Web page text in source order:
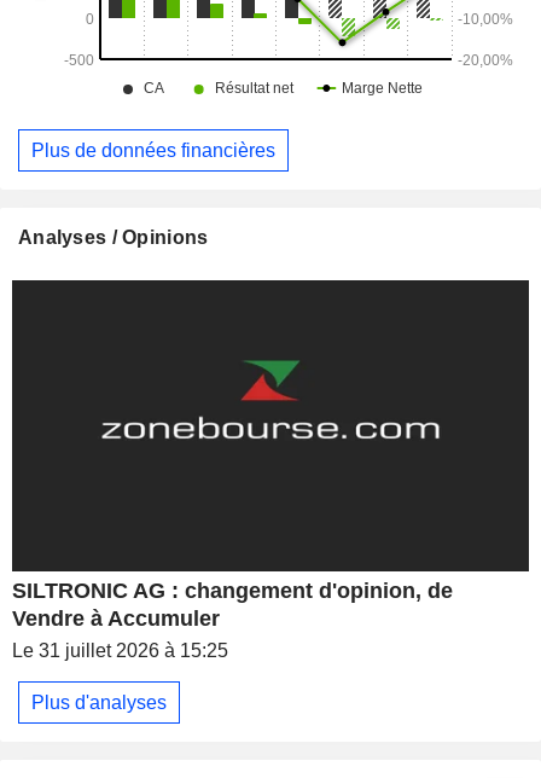
Plus de données financières
Analyses / Opinions
SILTRONIC AG : changement d'opinion, de
Vendre à Accumuler
Le 31 juillet 2026 à 15:25
Plus d'analyses